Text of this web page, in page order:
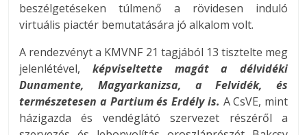
beszélgetéseken túlmenő a rövidesen induló
virtuális piactér bemutatására jó alkalom volt.
A rendezvényt a KMVNF 21 tagjából 13 tisztelte meg
jelenlétével, képviseltette magát a délvidéki
Dunamente, Magyarkanizsa, a Felvidék, és
természetesen a Partium és Erdély is. A CsVE, mint
házigazda és vendéglátó szervezet részéről a